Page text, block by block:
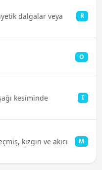
dalgalar veya
R
O
kesiminde
I
kızgın ve akıcı
M